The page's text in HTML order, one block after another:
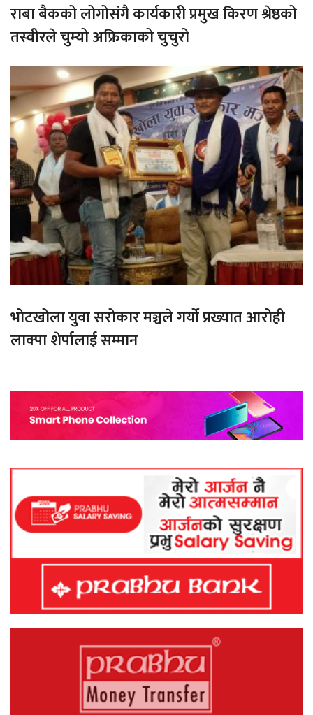
राबा बैकको लोगोसंगै कार्यकारी प्रमुख किरण श्रेष्ठको
तस्वीरले चुम्यो अफ्रिकाको चुचुरो
भोटखोला युवा सरोकार मञ्चले गर्यो प्रख्यात आरोही
लाक्पा शेर्पालाई सम्मान